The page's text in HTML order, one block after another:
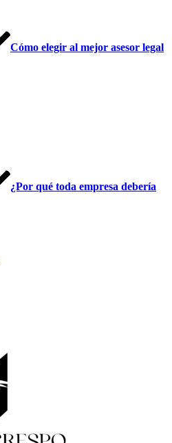
Cómo elegir al mejor asesor legal
¿Por qué toda empresa debería